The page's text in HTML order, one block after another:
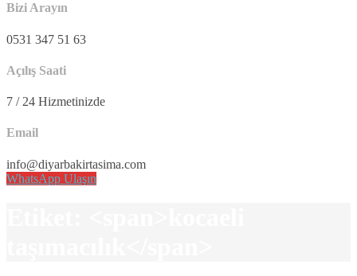
Bizi Arayın
0531 347 51 63
Açılış Saati
7 / 24 Hizmetinizde
Email
info@diyarbakirtasima.com
WhatsApp Ulaşın